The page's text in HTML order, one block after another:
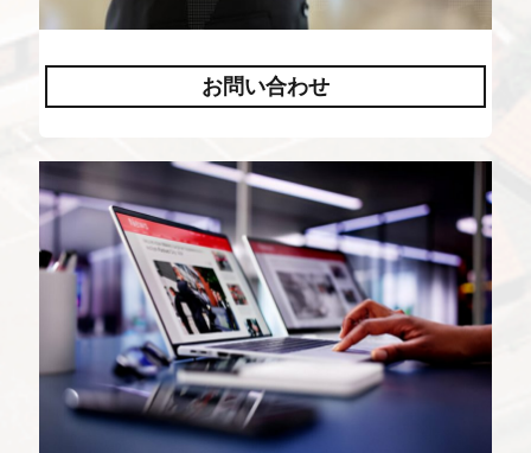
お問い合わせ